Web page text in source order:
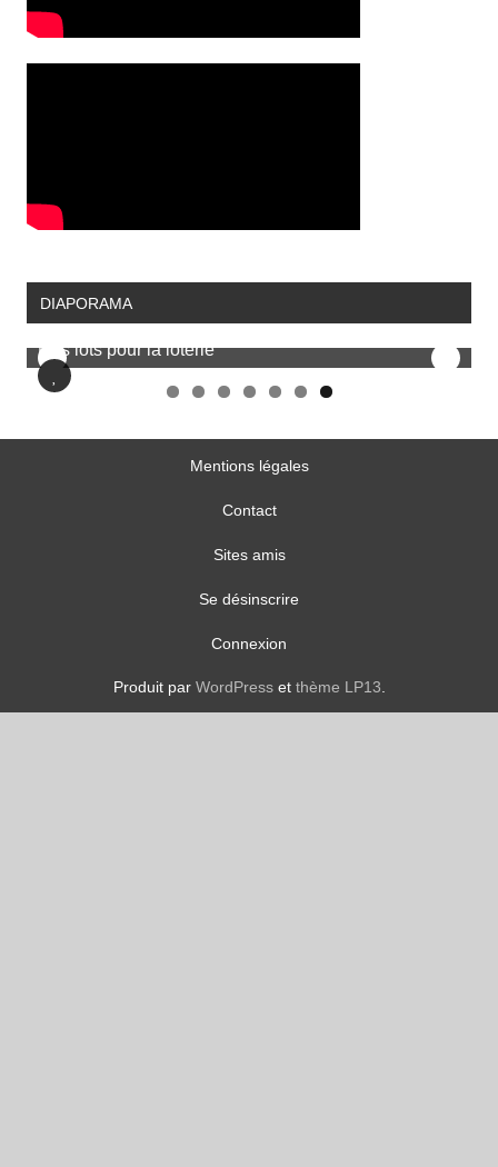
DIAPORAMA
Discours d'accueil
Mentions légales
Contact
Sites amis
Se désinscrire
Connexion
Produit par WordPresset thème LP13